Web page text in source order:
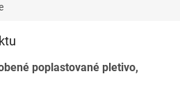
poplastované pletivo,